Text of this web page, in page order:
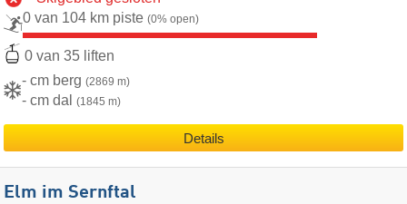
0 van 104 km piste (0% open)
0 van 35 liften
- cm berg (2869 m)
- cm dal (1845 m)
Details
Elm im Sernftal